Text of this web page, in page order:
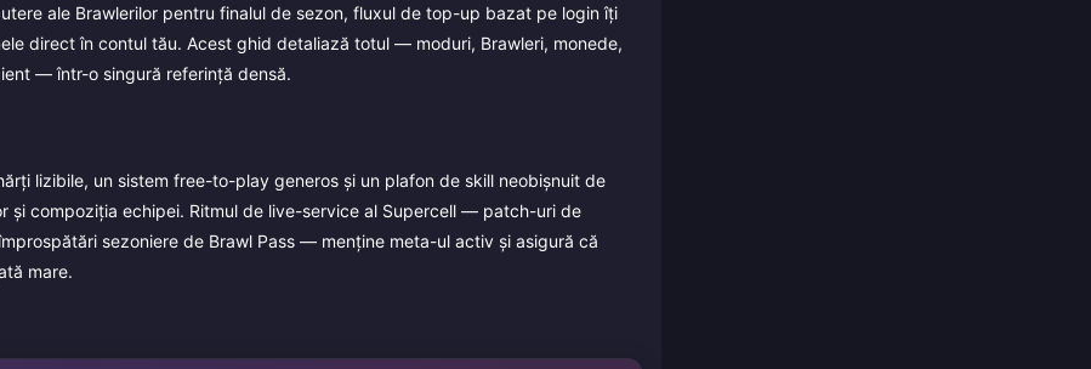
ale Brawlerilor pentru finalul de sezon, fluxul de top-up bazat pe login îți
direct în contul tău. Acest ghid detaliază totul — moduri, Brawleri, monede,
— într-o singură referință densă.
lizibile, un sistem free-to-play generos și un plafon de skill neobișnuit de
compoziția echipei. Ritmul de live-service al Supercell — patch-uri de
sezoniere de Brawl Pass — menține meta-ul activ și asigură că
mare.